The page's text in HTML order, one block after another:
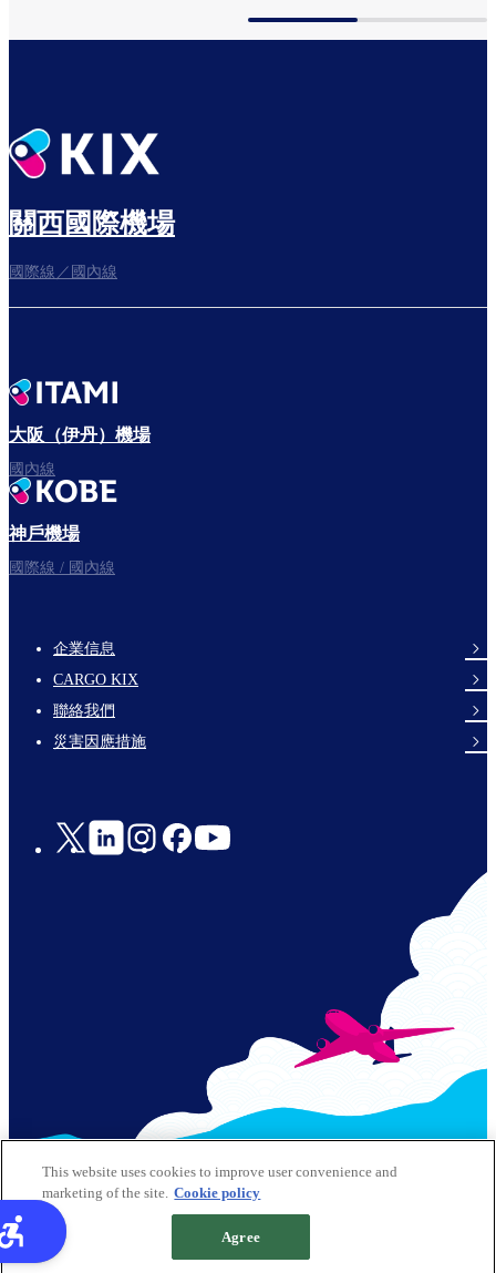
關西國際機場
國際線／國內線
大阪（伊丹）機場
國內線
神戶機場
國際線 / 國內線
footer-
links-
en-
企業信息
CARGO KIX
聯絡我們
災害因應措施
Social
© 2026 Kansai Airports All Rights Reserved
網站地圖
This website uses cookies to improve user convenience and
marketing of the site. Cookie policy
Agree